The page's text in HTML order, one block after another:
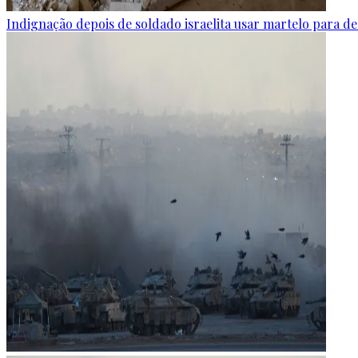
Indignação depois de soldado israelita usar martelo para